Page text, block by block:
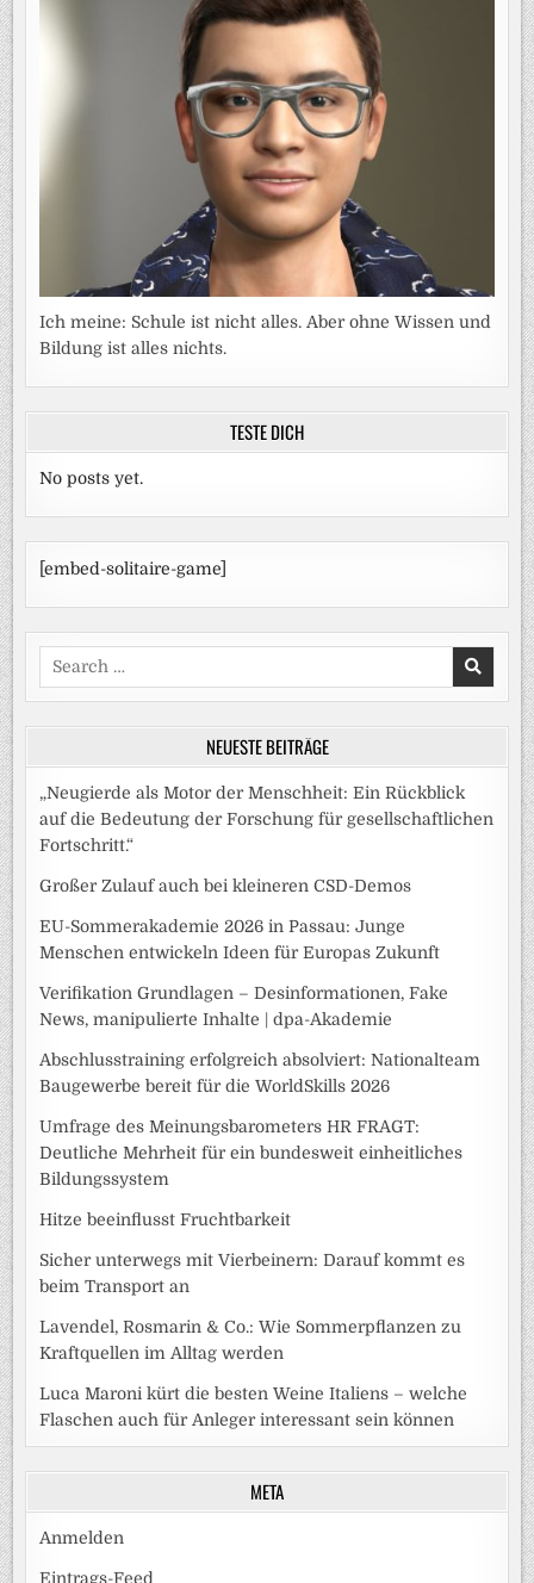
Ich meine: Schule ist nicht alles. Aber ohne Wissen und
Bildung ist alles nichts.
TESTE DICH
No posts yet.
[embed-solitaire-game]
Search
for:
NEUESTE BEITRÄGE
„Neugierde als Motor der Menschheit: Ein Rückblick
auf die Bedeutung der Forschung für gesellschaftlichen
Fortschritt.“
Großer Zulauf auch bei kleineren CSD-Demos
EU-Sommerakademie 2026 in Passau: Junge
Menschen entwickeln Ideen für Europas Zukunft
Verifikation Grundlagen – Desinformationen, Fake
News, manipulierte Inhalte | dpa-Akademie
Abschlusstraining erfolgreich absolviert: Nationalteam
Baugewerbe bereit für die WorldSkills 2026
Umfrage des Meinungsbarometers HR FRAGT:
Deutliche Mehrheit für ein bundesweit einheitliches
Bildungssystem
Hitze beeinflusst Fruchtbarkeit
Sicher unterwegs mit Vierbeinern: Darauf kommt es
beim Transport an
Lavendel, Rosmarin & Co.: Wie Sommerpflanzen zu
Kraftquellen im Alltag werden
Luca Maroni kürt die besten Weine Italiens – welche
Flaschen auch für Anleger interessant sein können
META
Anmelden
Eintrags-Feed